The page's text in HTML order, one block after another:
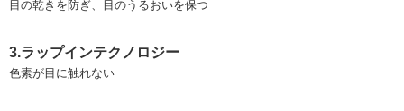
目の乾きを防ぎ、目のうるおいを保つ
3.ラップインテクノロジー
色素が目に触れない